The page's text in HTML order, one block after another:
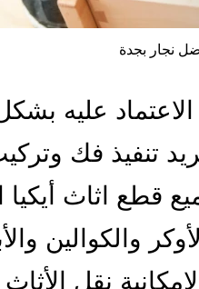
نجار بجدة
عليه
تنفيذ فك
قطع اثاث أيكيا
والكوالين
نقل